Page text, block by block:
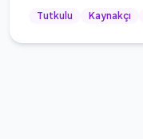
Tutkulu Kaynakçı